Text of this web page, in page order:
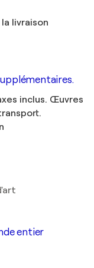
livraison
inclus. Œuvres
entier